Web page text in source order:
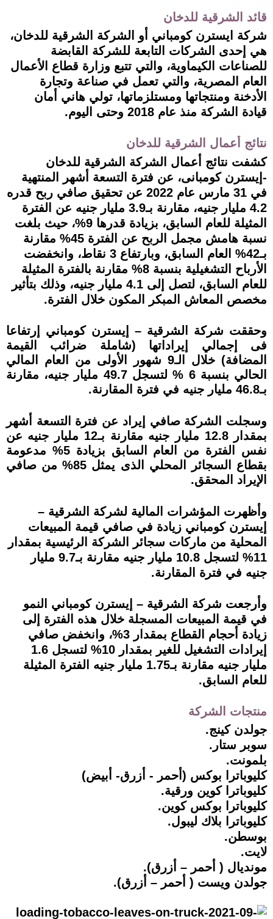
قائد الشرقية للدخان
شركة ايسترن كومباني أو الشركة الشرقية للدخان،
هي إحدى الشركات التابعة للشركة القابضة
للصناعات الكيماوية، والتي تتبع وزارة قطاع الأعمال
العام المصرية، والتي تعمل في صناعة وتجارة
الأدخنة ومنتجاتها ومستلزماتها، تولي هاني أمان
قيادة الشركة منذ عام 2018 وحتى اليوم.
نتائج أعمال الشرقية للدخان
كشفت نتائج أعمال الشركة الشرقية للدخان
-إيسترن كومبانى، عن فترة التسعة أشهر المنتهية
في 31 مارس عام 2022 عن تحقيق صافي ربح قدره
4.2 مليار جنيه، مقارنة بـ3.9 مليار جنيه عن الفترة
المثيلة للعام السابق، بزيادة قدرها 9%، حيث بلغت
نسبة هامش مجمل الربح عن الفترة 45% مقارنة
بـ42% العام السابق، وبارتفاع 3 نقاط، وانخفضت
الأرباح التشغيلية بنسبة 8% مقارنة بالفترة المثيلة
للعام السابق، لتصل إلى 4.1 مليار جنيه، وذلك بتأثير
مخصص المعاش المبكر المكون خلال الفترة.
وحققت شركة الشرقية – إيسترن كومباني إرتفاعا
فى إجمالي إيراداتها (شاملة ضرائب القيمة
المضافة) خلال الـ9 شهور الأولى من العام المالي
الحالي بنسبة 6 % لتسجل 49.7 مليار جنيه، مقارنة
بـ46.8 مليار جنيه في فترة المقارنة.
وسجلت الشركة صافي إيراد عن فترة التسعة أشهر
بمقدار 12.8 مليار جنيه مقارنة بـ12 مليار جنيه عن
نفس الفترة من العام السابق بزيادة 5% مدعومة
بقطاع السجائر المحلي الذى يمثل 85% من صافي
الإيراد المحقق.
وأظهرت المؤشرات المالية لشركة الشرقية –
إيسترن كومباني زيادة في صافي قيمة المبيعات
المحلية من ماركات سجائر الشركة الرئيسية بمقدار
11% لتسجل 10.8 مليار جنيه مقارنة بـ9.7 مليار
جنيه في فترة المقارنة.
وأرجعت شركة الشرقية – إيسترن كومباني النمو
في قيمة المبيعات المسجلة خلال هذه الفترة إلى
زيادة أحجام القطاع بمقدار 3%، وانخفض صافي
إيرادات التشغيل للغير بمقدار 10% لتسجل 1.6
مليار جنيه مقارنة بـ1.75 مليار جنيه الفترة المثيلة
للعام السابق.
منتجات الشركة
جولدن كينج.
سوبر ستار.
بلمونت.
كليوباترا بوكس (أحمر - أزرق- أبيض)
كليوباترا كوين ورقية.
كليوباترا بوكس كوين.
كليوباترا بلاك ليبول.
بوسطن.
لايت.
مونديال ( أحمر – أزرق).
جولدن ويست ( أحمر – أزرق).